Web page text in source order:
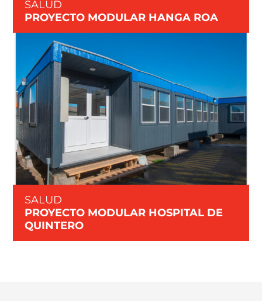
SALUD
PROYECTO MODULAR HANGA ROA
SALUD
PROYECTO MODULAR HOSPITAL DE
QUINTERO